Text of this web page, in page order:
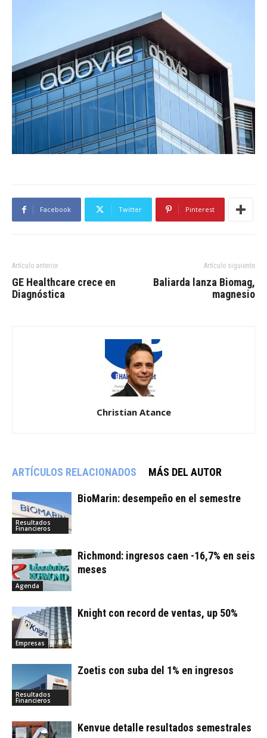
Facebook Twitter Pinterest
Artículo anterior
GE Healthcare crece en
Diagnóstica
Artículo siguiente
Baliarda lanza Biomag,
magnesio
Christian Atance
ARTÍCULOS RELACIONADOS MÁS DEL AUTOR
Resultados
Financieros
BioMarin: desempeño en el semestre
Agenda
Richmond: ingresos caen -16,7% en seis
meses
Empresas
Knight con record de ventas, up 50%
Resultados
Financieros
Zoetis con suba del 1% en ingresos
Kenvue detalle resultados semestrales